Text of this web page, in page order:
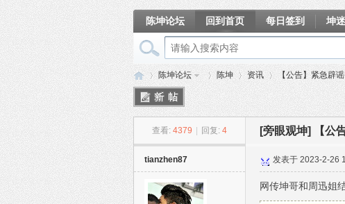
陈坤论坛 回到首页 每日签到 坤
陈坤论坛
›
陈坤 资讯
›
【公告】紧急辟
查看: 4379 回复: 4 [旁眼观坤] 【公
tianzhen87 发表于 2023-2-26
网传坤哥和周迅姐